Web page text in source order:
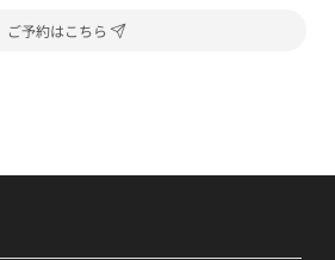
ご予約はこちら